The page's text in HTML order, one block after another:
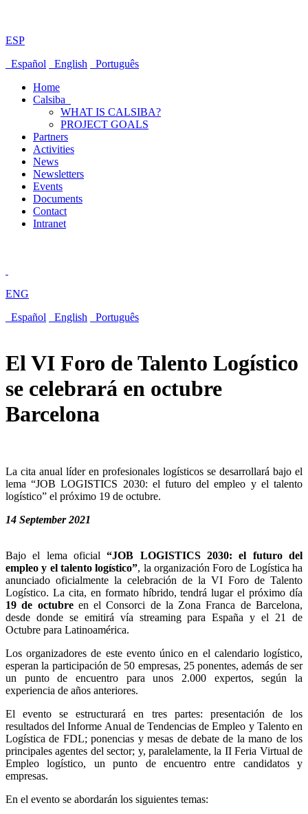
ESP
Español
English
Português
Home
Calsiba
WHAT IS CALSIBA?
PROJECT GOALS
Partners
Activities
News
Newsletters
Events
Documents
Contact
Intranet
ENG
Español
English Português
El VI Foro de Talento Logístico
se celebrará en octubre
Barcelona
La cita anual líder en profesionales logísticos se desarrollará bajo el
lema “JOB LOGISTICS 2030: el futuro del empleo y el talento
logístico” el próximo 19 de octubre.
14 September 2021
Bajo el lema oficial“JOB LOGISTICS 2030: el futuro del
empleo y el talento logístico”, la organización Foro de Logística ha
anunciado oficialmente la celebración de la VI Foro de Talento
Logístico. La cita, en formato híbrido, tendrá lugar el próximo día
19 de octubre en el Consorci de la Zona Franca de Barcelona,
desde donde se emitirá vía streaming para España y el 21 de
Octubre para Latinoamérica.
Los organizadores de este evento único en el calendario logístico,
esperan la participación de 50 empresas, 25 ponentes, además de ser
un punto de encuentro para unos 2.000 expertos, según la
experiencia de años anteriores.
El evento se estructurará en tres partes: presentación de los
resultados del Informe Anual de Tendencias de Empleo y Talento en
Logística de FDL; ponencias y mesas de debate de la mano de los
principales agentes del sector; y, paralelamente, la II Feria Virtual de
Empleo logístico, un punto de encuentro entre candidatos y
empresas.
En el evento se abordarán los siguientes temas: